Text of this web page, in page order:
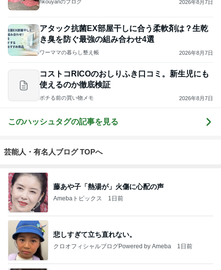
hkouyanのブログ 2026年8月7日
アタック抗菌EX部屋干しに合う柔軟剤は？生乾
き臭を防ぐ最強の組み合わせ4選
ワーママの暮らし整え帳 2026年8月7日
コストコRICOのおしりふき口コミ。新生児にも
使えるのか徹底検証
ポチる前の買い物メモ 2026年8月7日
このハッシュタグの記事を見る
芸能人・有名人ブログ TOPへ
藤あや子「熱湯が」火傷に心配の声
Amebaトピックス 1日前
悲しすぎて立ち直れない。
クロオフィシャルブログPowered by Ameba 1日前